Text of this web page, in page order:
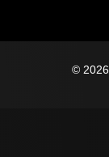
© 2026